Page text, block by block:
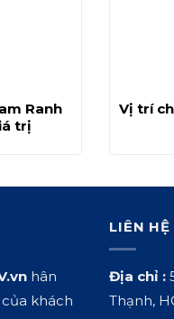
Ranh
trị
Vị trí
hân
khách
LIÊN HỆ
Địa chỉ :
Thạnh,